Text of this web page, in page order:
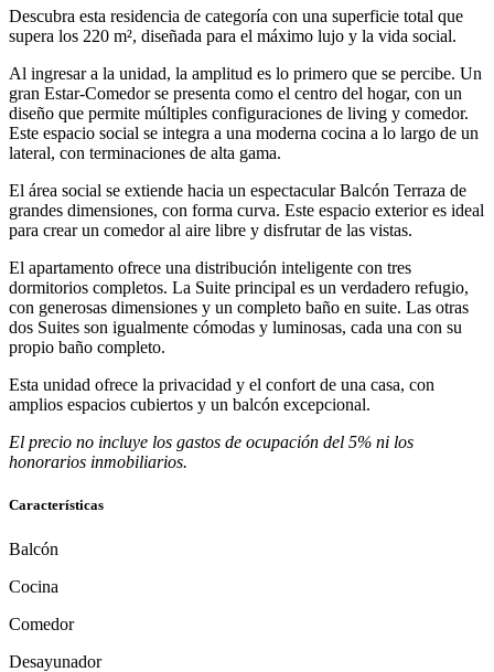
Descubra esta residencia de categoría con una superficie total que
supera los 220 m², diseñada para el máximo lujo y la vida social.
Al ingresar a la unidad, la amplitud es lo primero que se percibe. Un
gran Estar-Comedor se presenta como el centro del hogar, con un
diseño que permite múltiples configuraciones de living y comedor.
Este espacio social se integra a una moderna cocina a lo largo de un
lateral, con terminaciones de alta gama.
El área social se extiende hacia un espectacular Balcón Terraza de
grandes dimensiones, con forma curva. Este espacio exterior es ideal
para crear un comedor al aire libre y disfrutar de las vistas.
El apartamento ofrece una distribución inteligente con tres
dormitorios completos. La Suite principal es un verdadero refugio,
con generosas dimensiones y un completo baño en suite. Las otras
dos Suites son igualmente cómodas y luminosas, cada una con su
propio baño completo.
Esta unidad ofrece la privacidad y el confort de una casa, con
amplios espacios cubiertos y un balcón excepcional.
El precio no incluye los gastos de ocupación del 5% ni los
honorarios inmobiliarios.
Características
Balcón
Cocina
Comedor
Desayunador